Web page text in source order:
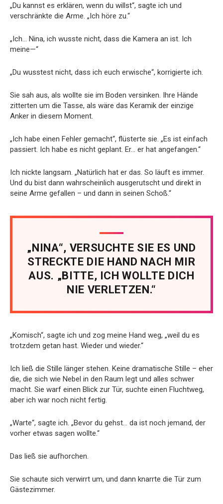
„Du kannst es erklären, wenn du willst“, sagte ich und
verschränkte die Arme. „Ich höre zu.“
„Ich… Nina, ich wusste nicht, dass die Kamera an ist. Ich
meine—“
„Du wusstest nicht, dass ich euch erwische“, korrigierte ich.
Sie sah aus, als wollte sie im Boden versinken. Ihre Hände
zitterten um die Tasse, als wäre das Keramik der einzige
Anker in diesem Moment.
„Ich habe einen Fehler gemacht“, flüsterte sie. „Es ist einfach
passiert. Ich habe es nicht geplant. Er… er hat angefangen.“
Ich nickte langsam. „Natürlich hat er das. So läuft es immer.
Und du bist dann wahrscheinlich ausgerutscht und direkt in
seine Arme gefallen – und dann in seinen Schoß.“
„NINA“, VERSUCHTE SIE ES UND
STRECKTE DIE HAND NACH MIR
AUS. „BITTE, ICH WOLLTE DICH
NIE VERLETZEN.“
„Komisch“, sagte ich und zog meine Hand weg, „weil du es
trotzdem getan hast. Wieder und wieder.“
Ich ließ die Stille länger stehen. Keine dramatische Stille – eher
die, die sich wie Nebel in den Raum legt und alles schwer
macht. Sie warf einen Blick zur Tür, suchte einen Fluchtweg,
aber ich war noch nicht fertig.
„Warte“, sagte ich. „Bevor du gehst… da ist noch jemand, der
vorher etwas sagen wollte.“
Das ließ sie aufhorchen.
Sie schaute sich verwirrt um, und dann knarrte die Tür zum
Gästezimmer.